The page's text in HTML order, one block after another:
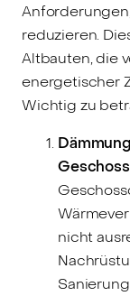
reduzieren.
Altbauten, die
energetischer
Wichtig zu
nicht